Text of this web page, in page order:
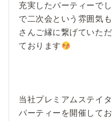
充実したパーティーで
で二次会という雰囲気
さんご縁に繋げていた
ております
当社プレミアムステイ
パーティーを開催して